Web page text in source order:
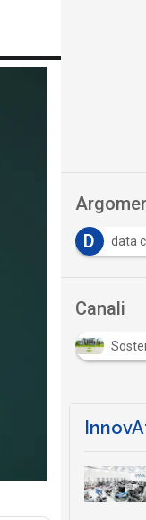
D
data
Canali